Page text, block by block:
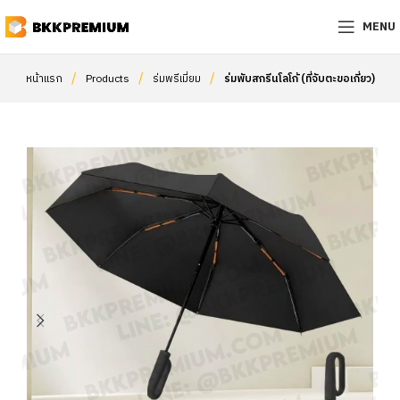
MENU
หน้าแรก / Products / ร่มพรีเมี่ยม / ร่มพับสกรีนโลโก้ (ที่จับตะขอเกี่ยว)